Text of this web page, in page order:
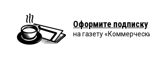
Оформите подписку
на газету